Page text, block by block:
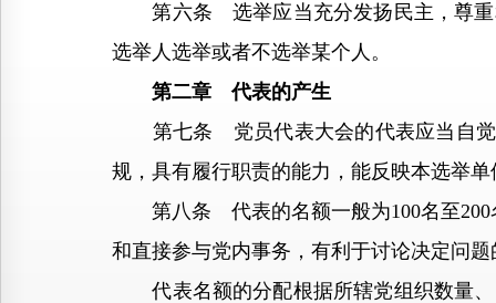
第六条 选举应当充分发扬民主，尊重
选举人选举或者不选举某个人。
第二章 代表的产生
第七条 党员代表大会的代表应当自觉增
规，具有履行职责的能力，能反映本选举
第八条 代表的名额一般为100名至200
和直接参与党内事务，有利于讨论决定问
代表名额的分配根据所辖党组织数量、